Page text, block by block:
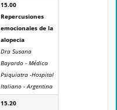
15.00
Repercusiones
emocionales de la
alopecia
Dra Susana
Bayardo - Médica
Psiquiatra -Hospital
Italiano - Argentina
15.20